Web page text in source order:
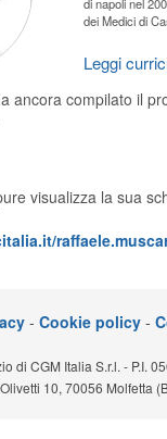
CERCA
online
rubrica in
dei Medici di
Leggi
ancora compilato il
visualizza la sua
- Cookie policy -
di CGM Italia S.r.l. - P.I.
Olivetti 10, 70056 Molfetta